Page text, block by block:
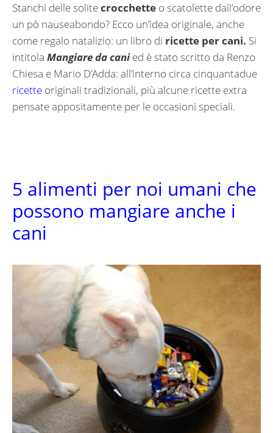
Stanchi delle solitecrocchette o scatolette dall’odore
un pò nauseabondo? Ecco un’idea originale, anche
come regalo natalizio: un libro di ricette per cani. Si
intitola Mangiare da canied è stato scritto da Renzo
Chiesa e Mario D’Adda: all’interno circa cinquantadue
ricette originali tradizionali, più alcune ricette extra
pensate appositamente per le occasioni speciali.
5 alimenti per noi umani che
possono mangiare anche i
cani